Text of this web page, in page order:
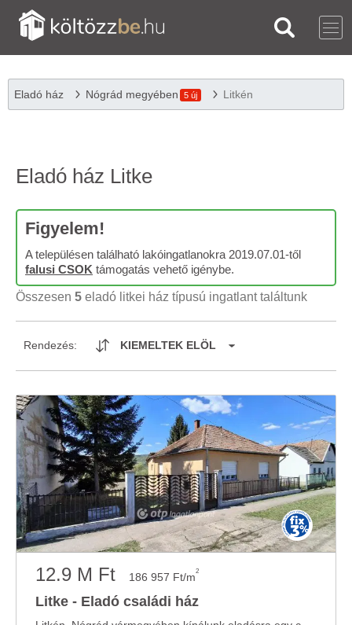
Eladó ház Nógrád megyében 5 új Litkén
Eladó ház Litke
Figyelem!
A településen található lakóingatlanokra 2019.07.01-től
falusi CSOK támogatás vehető igénybe.
Összesen 5 eladó litkei ház típusú ingatlant találtunk
Rendezés: KIEMELTEK ELÖL
12.9 M Ft 186 957 Ft/m2
Litke - Eladó családi ház